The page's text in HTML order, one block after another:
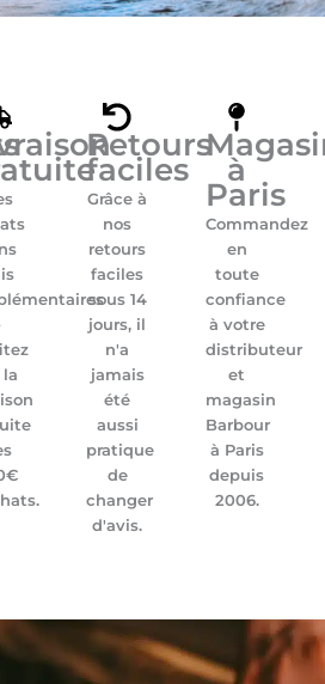
la
Retours
faciles
Grâce à
nos
retours
faciles
sous 14
jours, il
n'a
jamais
été
aussi
pratique
de
changer
d'avis.
à
Paris
Commandez
en
toute
confiance
à votre
distributeur
et
magasin
Barbour
à Paris
depuis
2006.